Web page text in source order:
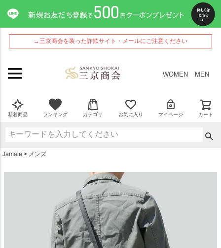
→三京商会を装った詐欺サイト・メールにご注意ください
WOMEN MEN
新着商品 ランキング カテゴリ お気に入り マイページ カート
Jamale メンズ
ペー
ジト
ップ
へ